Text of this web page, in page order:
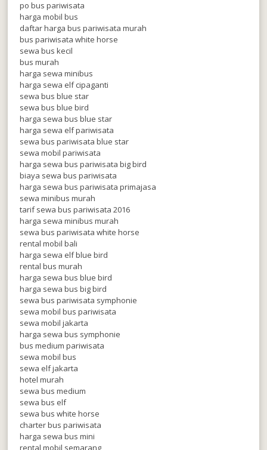
po bus pariwisata
harga mobil bus
daftar harga bus pariwisata murah
bus pariwisata white horse
sewa bus kecil
bus murah
harga sewa minibus
harga sewa elf cipaganti
sewa bus blue star
sewa bus blue bird
harga sewa bus blue star
harga sewa elf pariwisata
sewa bus pariwisata blue star
sewa mobil pariwisata
harga sewa bus pariwisata big bird
biaya sewa bus pariwisata
harga sewa bus pariwisata primajasa
sewa minibus murah
tarif sewa bus pariwisata 2016
harga sewa minibus murah
sewa bus pariwisata white horse
rental mobil bali
harga sewa elf blue bird
rental bus murah
harga sewa bus blue bird
harga sewa bus big bird
sewa bus pariwisata symphonie
sewa mobil bus pariwisata
sewa mobil jakarta
harga sewa bus symphonie
bus medium pariwisata
sewa mobil bus
sewa elf jakarta
hotel murah
sewa bus medium
sewa bus elf
sewa bus white horse
charter bus pariwisata
harga sewa bus mini
rental mobil semarang